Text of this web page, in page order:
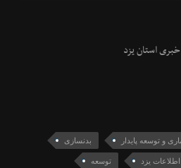
استان یزد
توسعه پایدار بدنسازی
یزد توسعه